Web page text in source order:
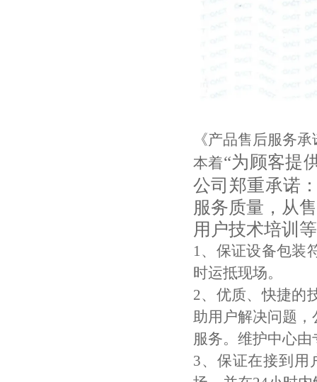
《产品售后服务
本着“为顾客提
公司郑重承诺
服务质量，从
用户技术培训
1、保证设备包装
时运抵现场。
2、优质、快捷的
助用户解决问题
服务。维护中心
3、保证在接到用